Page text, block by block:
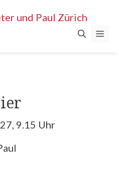
9.15 Uhr